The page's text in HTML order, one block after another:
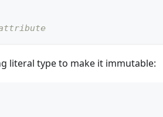
literal type to make it immutable: